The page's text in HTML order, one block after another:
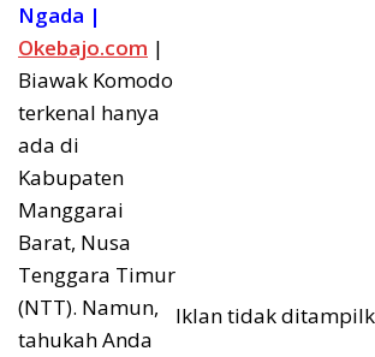
Iklan tidak
Ngada |
Okebajo.com |
Biawak Komodo
terkenal hanya
ada di
Kabupaten
Manggarai
Barat, Nusa
Tenggara Timur
(NTT). Namun,
tahukah Anda